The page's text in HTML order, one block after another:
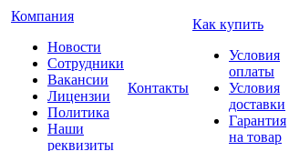
Компания
Новости
Сотрудники
Вакансии
Лицензии
Политика
Наши
реквизиты
Контакты
Как купить
Условия
оплаты
Условия
доставки
Гарантия
на товар